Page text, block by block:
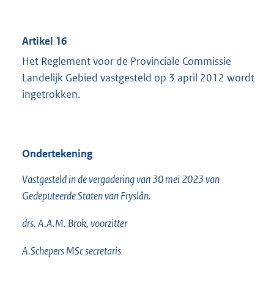
Artikel 16
Het Reglement voor de Provinciale Commissie
Landelijk Gebied vastgesteld op 3 april 2012 wordt
ingetrokken.
Ondertekening
Vastgesteld in de vergadering van 30 mei 2023 van
Gedeputeerde Staten van Fryslân.
drs. A.A.M. Brok, voorzitter
A.Schepers MSc secretaris